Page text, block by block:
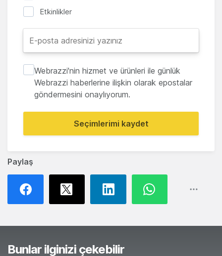
Paylaş
Etkinlikler
Webrazzi'nin hizmet ve ürünleri ile günlük
Webrazzi haberlerine ilişkin olarak epostalar
göndermesini onaylıyorum.
Seçimlerimi kaydet
Bunlar ilginizi çekebilir